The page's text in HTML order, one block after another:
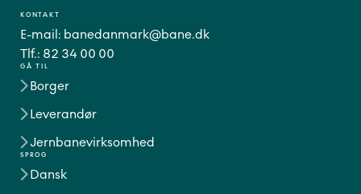
GÅ TIL
Borger
Leverandør
Jernbanevirksomhed
SPROG
Dansk
KONTAKT
E-mail: banedanmark@bane.dk
Tlf.: 82 34 00 00